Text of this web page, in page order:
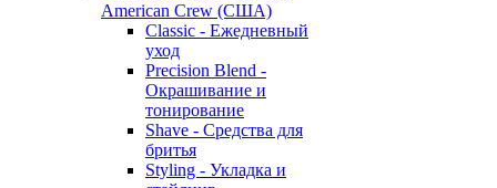
American Crew (США)
Classic - Ежедневный
уход
Precision Blend -
Окрашивание и
тонирование
Shave - Средства для
бритья
Styling - Укладка и